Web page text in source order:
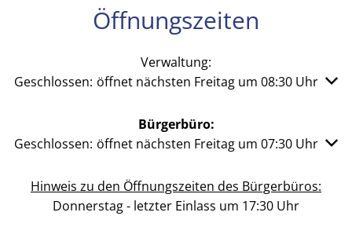
Öffnungszeiten
Verwaltung:
Klicken, um weitere Öffnungs- oder Schließzeiten
Geschlossen: öffnet nächsten Freitag um 08:30 Uhr
Bürgerbüro:
Klicken, um weitere Öffnungs- oder Schließzeiten
Geschlossen: öffnet nächsten Freitag um 07:30 Uhr
Hinweis zu den Öffnungszeiten des Bürgerbüros:
Donnerstag - letzter Einlass um 17:30 Uhr